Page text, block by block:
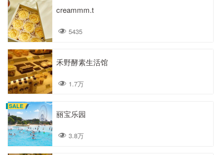
creammm.t
5435
禾野酵素生活馆
1.7万
SALE
丽宝乐园
3.8万